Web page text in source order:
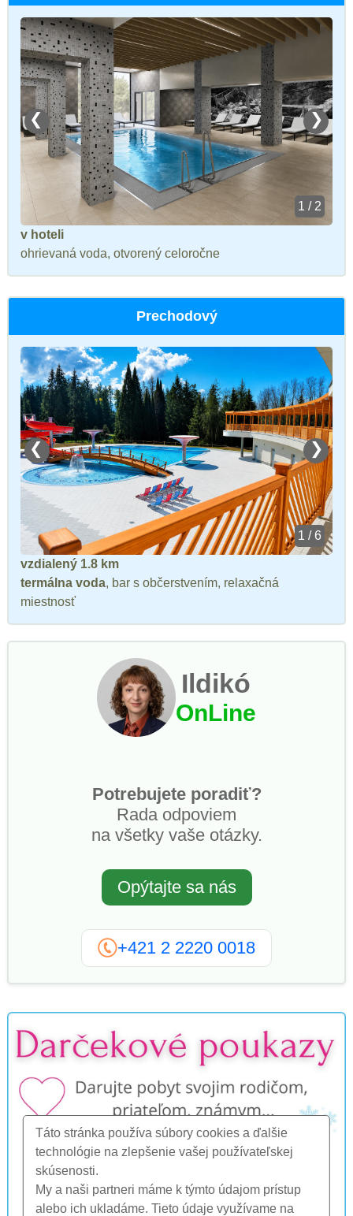
Táto stránka používa súbory cookies a ďalšie
technológie na zlepšenie vašej používateľskej
skúsenosti.
My a naši partneri máme k týmto údajom prístup
alebo ich ukladáme. Tieto údaje využívame na
❮ ❯
1 / 2
v hoteli
ohrievaná voda, otvorený celoročne
Prechodový
❮ ❯
1 / 6
vzdialený 1.8 km
termálna voda, bar s občerstvením, relaxačná
miestnosť
Ildikó
OnLine
Potrebujete poradiť?
Rada odpoviem
na všetky vaše otázky.
Opýtajte sa nás
+421 2 2220 0018